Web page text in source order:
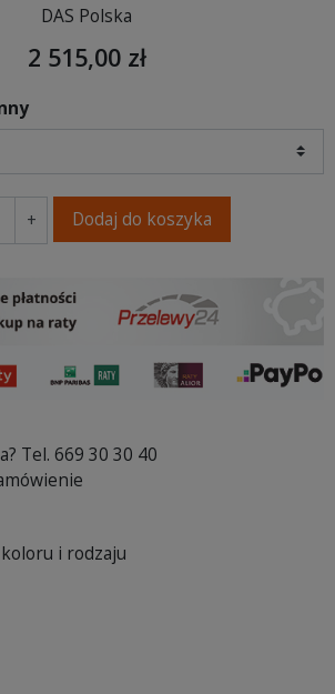
DAS Polska
2 515,00 zł
+ Dodaj do koszyka
Tel. 669 30 30 40
i rodzaju